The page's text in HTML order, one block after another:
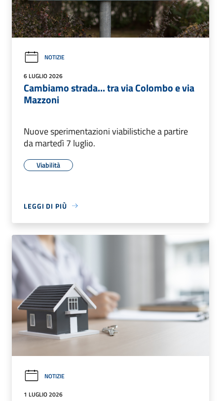
NOTIZIE
6 LUGLIO 2026
Cambiamo strada... tra via Colombo e via
Mazzoni
Nuove sperimentazioni viabilistiche a partire
da martedì 7 luglio.
Viabilità
LEGGI DI PIÙ
NOTIZIE
1 LUGLIO 2026